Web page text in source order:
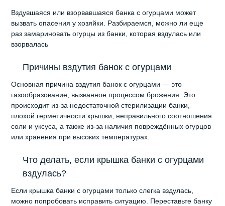
Вздувшаяся или взорвавшаяся банка с огурцами может
вызвать опасения у хозяйки. Разбираемся, можно ли еще
раз замариновать огурцы из банки, которая вздулась или
взорвалась
Причины вздутия банок с огурцами
Основная причина вздутия банок с огурцами — это
газообразование, вызванное процессом брожения. Это
происходит из-за недостаточной стерилизации банки,
плохой герметичности крышки, неправильного соотношения
соли и уксуса, а также из-за наличия повреждённых огурцов
или хранения при высоких температурах.
Что делать, если крышка банки с огурцами
вздулась?
Если крышка банки с огурцами только слегка вздулась,
можно попробовать исправить ситуацию. Переставьте банку